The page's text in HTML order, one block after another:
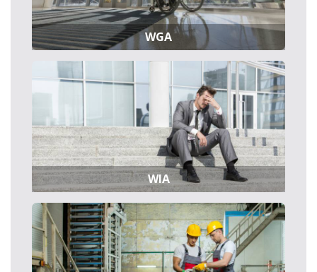
WGA
WIA